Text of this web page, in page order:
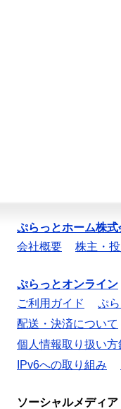
ぷらっとホーム株式
会社概要
株主・
ぷらっとオンライン
ご利用ガイド
ぷ
配送・決済について
個人情報取り扱い方
IPv6への取り組み
ソーシャルメディア